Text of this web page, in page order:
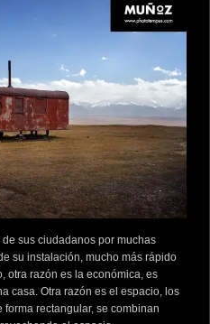
sus ciudadanos por muchas
su instalación, mucho más rápido
otra razón es la económica, es
casa. Otra razón es el espacio, los
rectangular, se combinan